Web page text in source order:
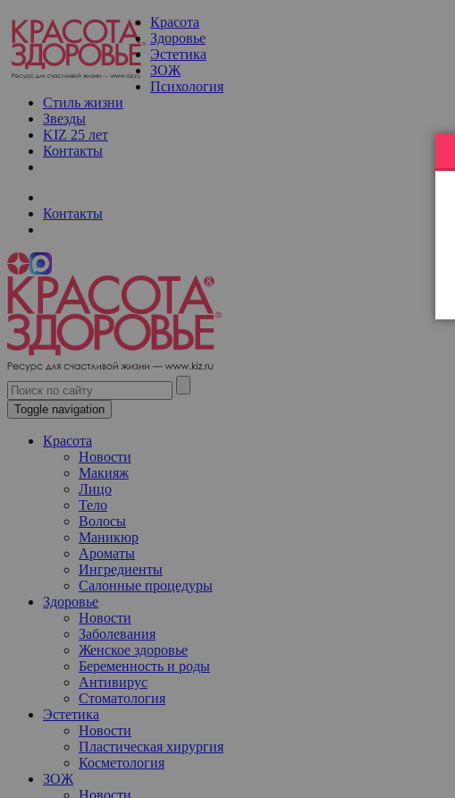
Красота
Здоровье
Эстетика
ЗОЖ
Психология
Стиль жизни
Звезды
KIZ 25 лет
Контакты
Контакты
Toggle navigation
Красота
Новости
Макияж
Лицо
Тело
Волосы
Маникюр
Ароматы
Ингредиенты
Салонные процедуры
Здоровье
Новости
Заболевания
Женское здоровье
Беременность и роды
Антивирус
Стоматология
Эстетика
Новости
Пластическая хирургия
Косметология
ЗОЖ
Новости